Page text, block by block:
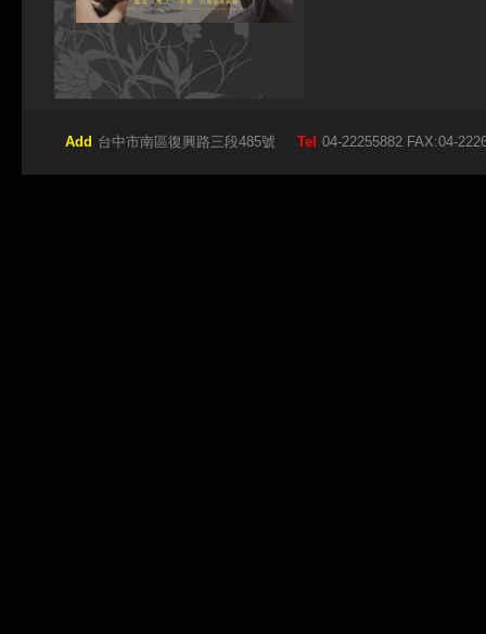
Add 台中市南區復興路三段485號 Tel 04-22255882 FAX:04-